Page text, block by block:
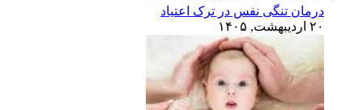
درمان تنگی نفس در ترک اعتیاد
۲۰ اردیبهشت, ۱۴۰۵